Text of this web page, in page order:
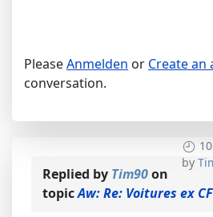
PleaseAnmelden or Create an
conversation.
by
Replied by Tim90on
topicAw: Re: Voitures ex